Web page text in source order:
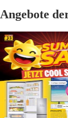
Angebote